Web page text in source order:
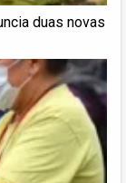
duas novas